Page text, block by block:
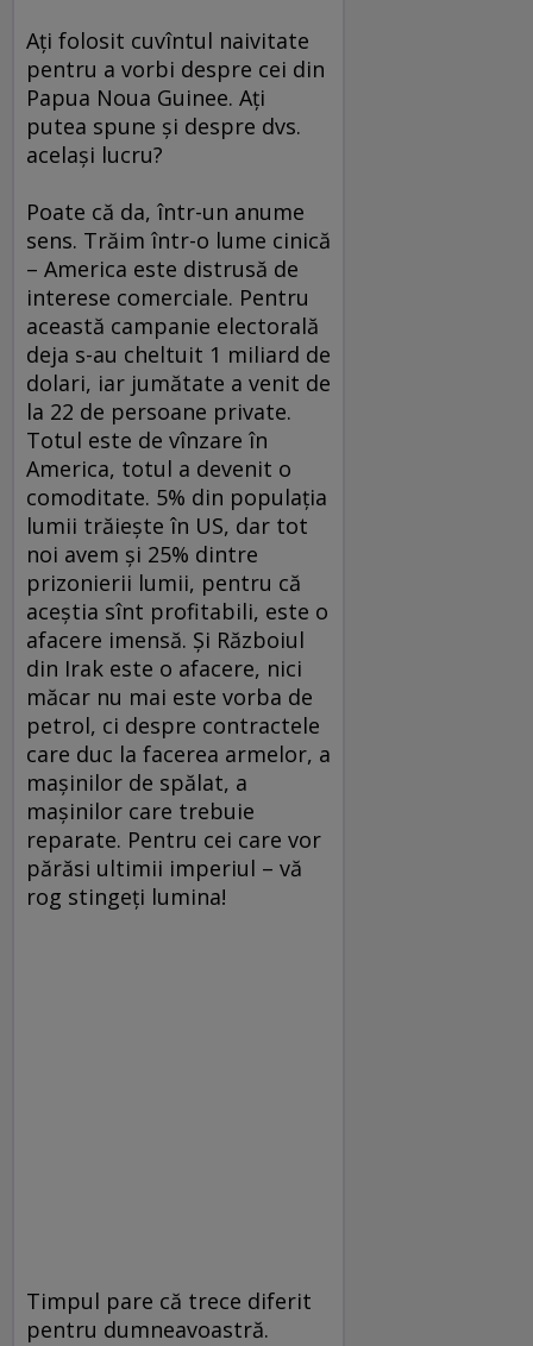
Aţi folosit cuvîntul naivitate
pentru a vorbi despre cei din
Papua Noua Guinee. Aţi
putea spune şi despre dvs.
acelaşi lucru?
Poate că da, într-un anume
sens. Trăim într-o lume cinică
– America este distrusă de
interese comerciale. Pentru
această campanie electorală
deja s-au cheltuit 1 miliard de
dolari, iar jumătate a venit de
la 22 de persoane private.
Totul este de vînzare în
America, totul a devenit o
comoditate. 5% din populaţia
lumii trăieşte în US, dar tot
noi avem şi 25% dintre
prizonierii lumii, pentru că
aceştia sînt profitabili, este o
afacere imensă. Şi Războiul
din Irak este o afacere, nici
măcar nu mai este vorba de
petrol, ci despre contractele
care duc la facerea armelor, a
maşinilor de spălat, a
maşinilor care trebuie
reparate. Pentru cei care vor
părăsi ultimii imperiul – vă
rog stingeţi lumina!
Timpul pare că trece diferit
pentru dumneavoastră.